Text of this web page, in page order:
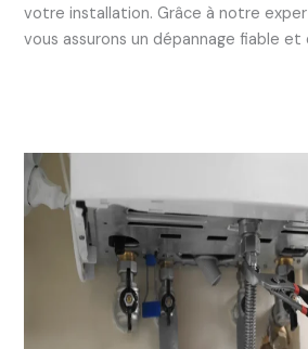
votre installation. Grâce à notre
vous assurons un dépannage fiable et